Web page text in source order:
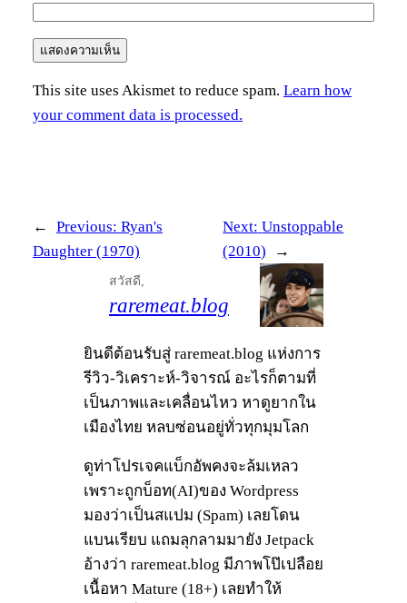
This site uses Akismet to reduce spam. Learn how
your comment data is processed.
← Previous: Ryan's
Daughter (1970)
Next: Unstoppable
(2010)
→
สวัสดี,
raremeat.blog
ยินดีต้อนรับสู่ raremeat.blog แห่งการ
รีวิว-วิเคราะห์-วิจารณ์ อะไรก็ตามที่
เป็นภาพและเคลื่อนไหว หาดูยากใน
เมืองไทย หลบซ่อนอยู่ทั่วทุกมุมโลก
ดูท่าโปรเจคแบ็กอัพคงจะล้มเหลว
เพราะถูกบ็อท(AI)ของ Wordpress
มองว่าเป็นสแปม (Spam) เลยโดน
แบนเรียบ แถมลุกลามมายัง Jetpack
อ้างว่า raremeat.blog มีภาพโป๊เปลือย
เนื้อหา Mature (18+) เลยทำให้